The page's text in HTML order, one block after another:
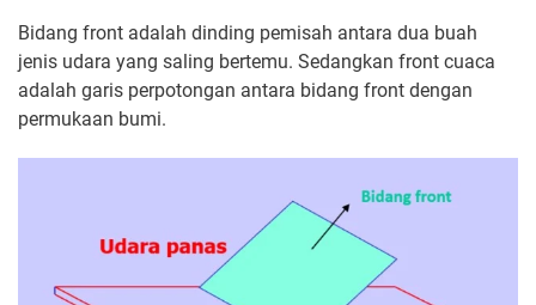
Bidang front adalah dinding pemisah antara dua buah
jenis udara yang saling bertemu. Sedangkan front cuaca
adalah garis perpotongan antara bidang front dengan
permukaan bumi.